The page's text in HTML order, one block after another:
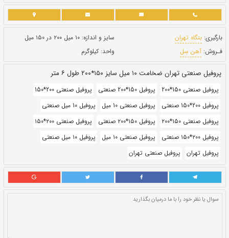
تولید:تهران
طول:
بروز رسانی: ۲۳ دی ۱۴۰۰
قيمت: 261,470 ريال
سایز و اندازه:۱۰ میل ۲۰۰ در ۱۵۰ میل